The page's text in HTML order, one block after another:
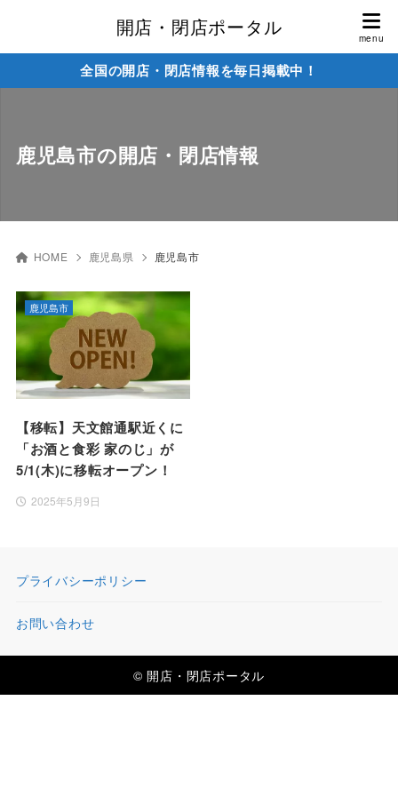
開店・閉店ポータル
全国の開店・閉店情報を毎日掲載中！
鹿児島市の開店・閉店情報
HOME 鹿児島県 鹿児島市
【移転】天文館通駅近くに
「お酒と食彩 家のじ」が
5/1(木)に移転オープン！
鹿児島市
2025年5月9日
プライバシーポリシー
お問い合わせ
© 開店・閉店ポータル